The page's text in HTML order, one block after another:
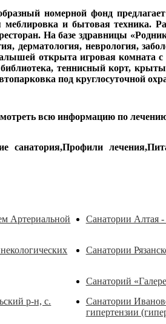
номерной фонд
и бытовая техника.
На базе здравницы
дерматология, неврология,
открыта игровая комната
теннисный корт,
под круглосуточной
всю информацию по
Артериальной
Санатории Алтая
Санатории
Санаторий
р-н, с.
Санатории
гипертензии